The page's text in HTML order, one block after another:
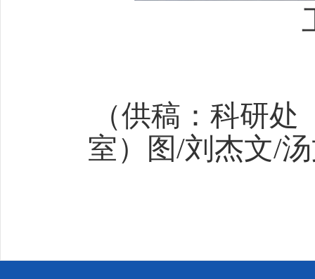
（供稿： 科研处
室）
图/刘杰文/